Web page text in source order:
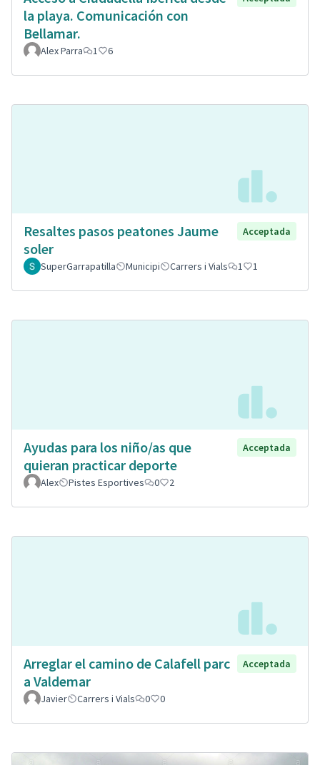
la playa. Comunicación con
Bellamar.
Alex Parra 1 6
Resaltes pasos peatones Jaume
soler
Acceptada
SuperGarrapatilla Municipi Carrers i Vials 1 1
Ayudas para los niño/as que
quieran practicar deporte
Acceptada
Alex Pistes Esportives 0 2
Arreglar el camino de Calafell parc
a Valdemar
Acceptada
Javier Carrers i Vials 0 0